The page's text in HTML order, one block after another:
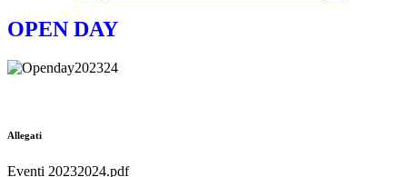
OPEN DAY
Allegati
Eventi 20232024.pdf